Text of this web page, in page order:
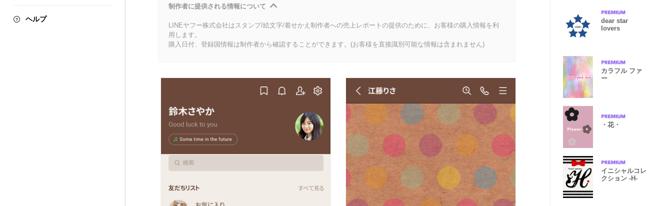
ヘルプ
制作者に提供される情報について
LINEヤフー株式会社はスタンプ/絵文字/着せかえ制作者への売上レポートの提供のために、お客様の購入情報を利
用します。
購入日付、登録国情報は制作者から確認することができます。(お客様を直接識別可能な情報は含まれません)
dear star
lovers
カラフル ファ
ー
・花・
イニシャルコレ
クション -H-